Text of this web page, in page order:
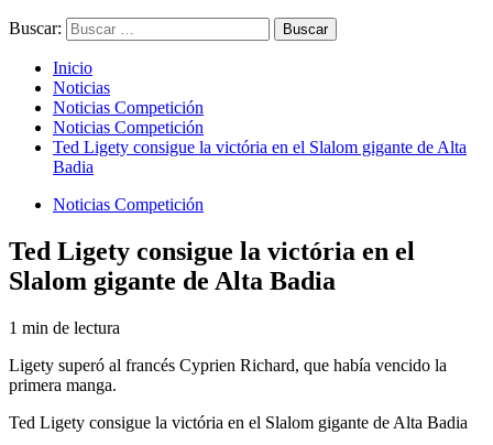
Buscar:
Inicio
Noticias
Noticias Competición
Noticias Competición
Ted Ligety consigue la victória en el Slalom gigante de Alta
Badia
Noticias Competición
Ted Ligety consigue la victória en el
Slalom gigante de Alta Badia
1 min de lectura
Ligety superó al francés Cyprien Richard, que había vencido la
primera manga.
Ted Ligety consigue la victória en el Slalom gigante de Alta Badia